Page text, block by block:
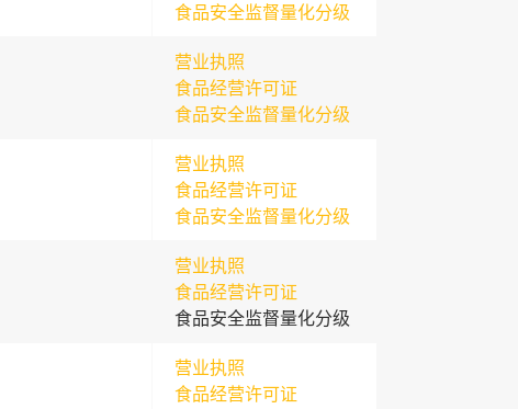
食品安全监督量化分级
营业执照
食品经营许可证
食品安全监督量化分级
营业执照
食品经营许可证
食品安全监督量化分级
营业执照
食品经营许可证
食品安全监督量化分级
营业执照
食品经营许可证